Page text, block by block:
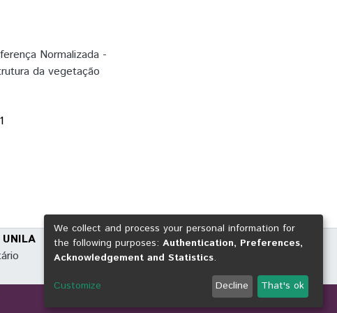
Normalizada -
da vegetação
We collect and process your personal information for
the following purposes: Authentication, Preferences,
Acknowledgement and Statistics.
Customize Decline That's ok